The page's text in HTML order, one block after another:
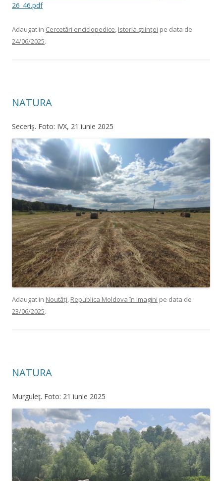
26_46.pdf
Adaugat in Cercetări enciclopedice, Istoria științei pe data de
24/06/2025.
NATURA
Seceriş. Foto: IVX, 21 iunie 2025
Adaugat in Noutăți, Republica Moldova în imagini pe data de
23/06/2025.
NATURA
Murguleţ. Foto: 21 iunie 2025